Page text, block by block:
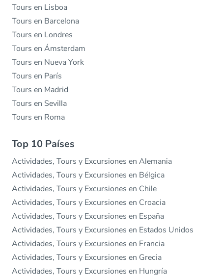
Tours en Lisboa
Tours en Barcelona
Tours en Londres
Tours en Ámsterdam
Tours en Nueva York
Tours en París
Tours en Madrid
Tours en Sevilla
Tours en Roma
Top 10 Países
Actividades, Tours y Excursiones en Alemania
Actividades, Tours y Excursiones en Bélgica
Actividades, Tours y Excursiones en Chile
Actividades, Tours y Excursiones en Croacia
Actividades, Tours y Excursiones en España
Actividades, Tours y Excursiones en Estados Unidos
Actividades, Tours y Excursiones en Francia
Actividades, Tours y Excursiones en Grecia
Actividades, Tours y Excursiones en Hungría